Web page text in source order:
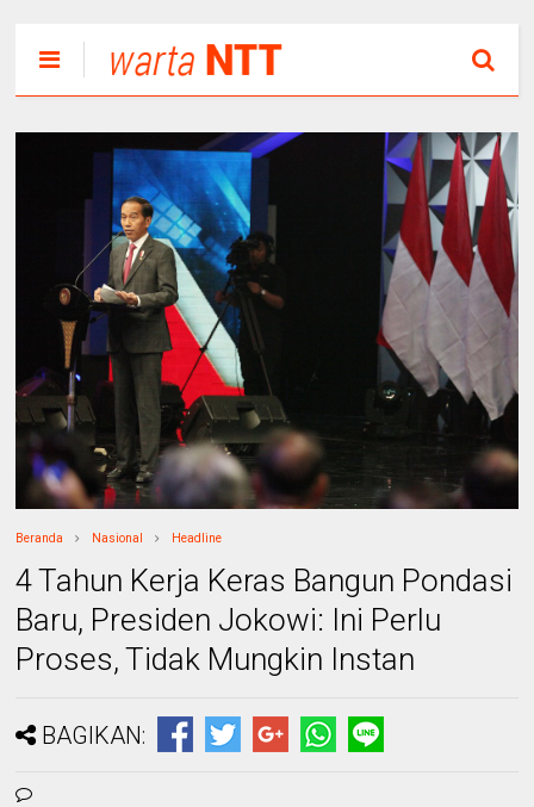
Beranda Nasional Headline
4 Tahun Kerja Keras Bangun Pondasi
Baru, Presiden Jokowi: Ini Perlu
Proses, Tidak Mungkin Instan
BAGIKAN: